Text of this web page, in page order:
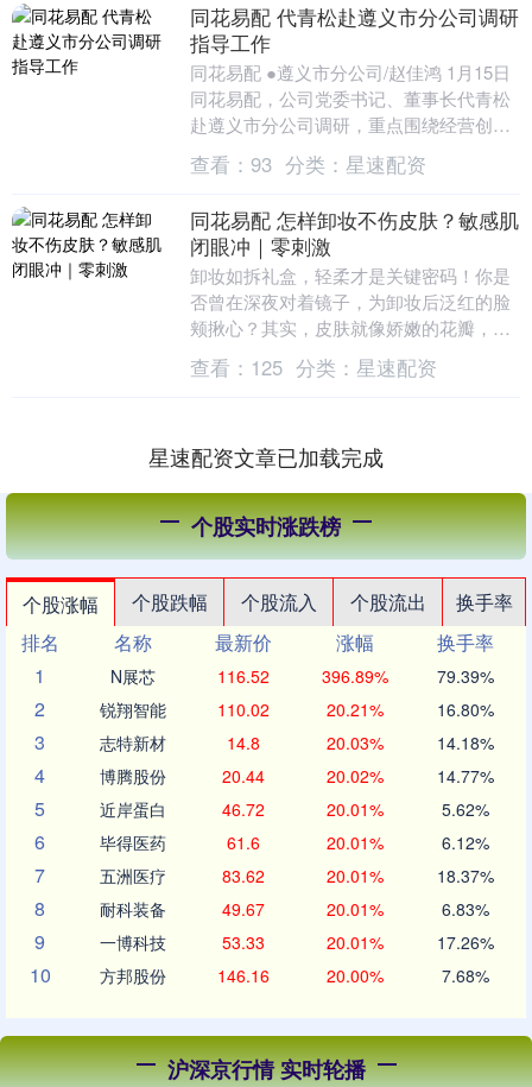
同花易配 代青松赴遵义市分公司调研
指导工作
同花易配 ●遵义市分公司/赵佳鸿 1月15日
同花易配，公司党委书记、董事长代青松
赴遵义市分公司调研，重点围绕经营创收
及中国广电插入式微型机顶盒普及应用等
开展工作....
查看： 93 分类： 星速配资
同花易配 怎样卸妆不伤皮肤？敏感肌
闭眼冲｜零刺激
卸妆如拆礼盒，轻柔才是关键密码！你是
否曾在深夜对着镜子，为卸妆后泛红的脸
颊揪心？其实，皮肤就像娇嫩的花瓣，暴
力揉搓只会让它受伤。选对卸妆品是第一
步，温和配方如春....
查看： 125 分类： 星速配资
星速配资文章已加载完成
个股实时涨跌榜
个股涨幅 个股跌幅 个股流入 个股流出
换手率
排名
名称 最新价 涨幅
换手率
1
N展芯 116.52 396.89% 79.39%
2 锐翔智能 110.02 20.21% 16.80%
3 志特新材 14.8 20.03% 14.18%
4 博腾股份 20.44 20.02% 14.77%
5 近岸蛋白 46.72 20.01% 5.62%
6 毕得医药 61.6 20.01% 6.12%
7 五洲医疗 83.62 20.01% 18.37%
8 耐科装备 49.67 20.01% 6.83%
9 一博科技 53.33 20.01% 17.26%
10 方邦股份 146.16 20.00% 7.68%
沪深京行情 实时轮播